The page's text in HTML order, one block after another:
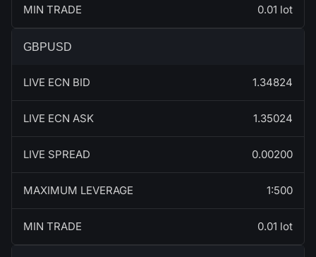
MIN TRADE 0.01 lot
GBPUSD
LIVE ECN BID 1.34824
LIVE ECN ASK 1.35024
LIVE SPREAD 0.00200
MAXIMUM LEVERAGE 1:500
MIN TRADE 0.01 lot